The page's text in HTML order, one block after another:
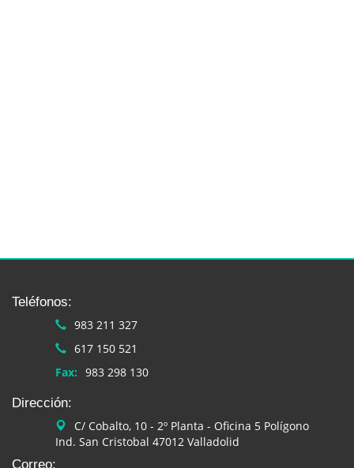
Teléfonos:
983 211 327
617 150 521
Fax: 983 298 130
Dirección:
C/ Cobalto, 10 - 2º Planta - Oficina 5 Polígono
Ind. San Cristobal 47012 Valladolid
Correo: